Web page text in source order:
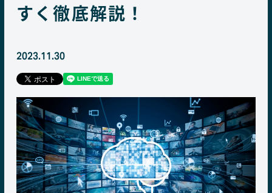
すく徹底解説！
2023.11.30